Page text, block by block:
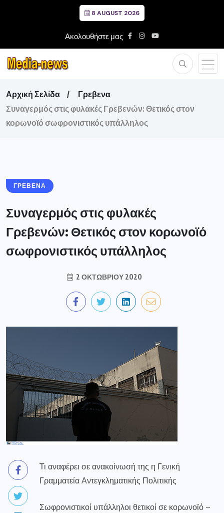
8 AUGUST 2026
Ακολουθήστε μας
Αρχική Σελίδα
Γρεβενα
Συναγερμός στις φυλακές Γρεβενών: Θετικός στον
κορωνοϊό σωφρονιστικός υπάλληλος
ΓΡΕΒΕΝΑ
Συναγερμός στις φυλακές
Γρεβενών: Θετικός στον κορωνοϊό
σωφρονιστικός υπάλληλος
2 ΟΚΤΩΒΡΊΟΥ 2020
Τι αναφέρει σε ανακοίνωσή της η Γενική
Γραμματεία Αντεγκληματικής Πολιτικής
Σωφρονιστικοί υπάλληλοι θετικοί σε κορωνοϊό –